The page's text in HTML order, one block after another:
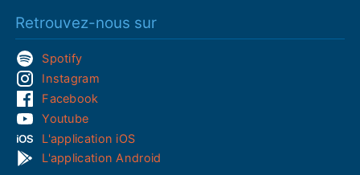
Retrouvez-nous sur
Spotify
Instagram
Facebook
Youtube
L'application iOS
L'application Android